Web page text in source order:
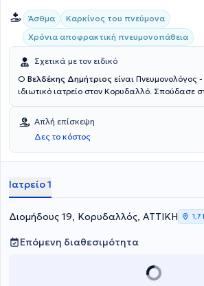
Άσθμα
Καρκίνος του πνεύμονα
Χρόνια αποφρακτική πνευμονοπάθεια
Σχετικά με τον ειδικό
Ο Βελδέκης Δημήτριος είναι Πνευμονολόγος
ιδιωτικό ιατρείο στον Κορυδαλλό. Σπούδασε
στην Πνευμονολογία - Φυματιολογία στο
Νοσημάτων Θώρακος Αθηνών «Η ΣΩΤΗΡΙΑ»,
Συντονιστής Διευθυντής για πολλά χρόνια με
επικεφαλής του τμήματος ΚΑΑ (ΜΕΘ, ΜΑΦ,
Σπιρομετρικό Εργαστήριο). Διαθέτει πολυετή
κατάρτιση και, παράλληλα με το ιδιωτικό του
Ψυχικού.
Απλή επίσκεψη
Δες το κόστος
Ιατρείο 1
Διομήδους 19, Κορυδαλλός, ΑΤΤΙΚΗ 1,7
Επόμενη διαθεσιμότητα